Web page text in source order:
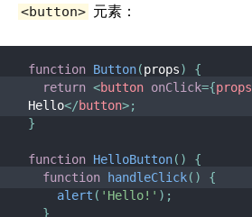
<button> 元素：
function Button(props)
{
return <button onClick={props
Hello</button>;
}
function HelloButton( )
{
function
handleClick( )
{
alert ( 'Hello!' ) ;
}